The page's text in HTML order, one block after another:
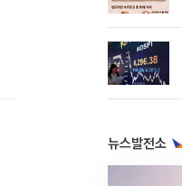
뉴스발전소